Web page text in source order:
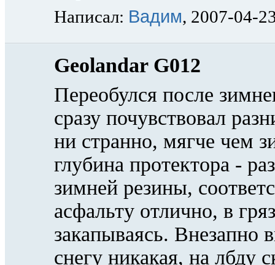
Написал: Вадим, 2007-04-
Geolandar G012
Переобулся после
сразу почувствовал
ни странно, мягче чем
глубина протектора -
зимней резины,
асфальту отлично, в
закапываясь. Внезапно
снегу никакая, на лбду